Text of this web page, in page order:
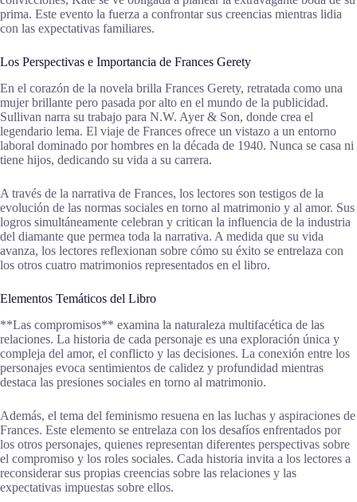
prima. Este evento la fuerza a confrontar sus creencias mientras lidia
con las expectativas familiares.
Los Perspectivas e Importancia de Frances Gerety
En el corazón de la novela brilla Frances Gerety, retratada como una
mujer brillante pero pasada por alto en el mundo de la publicidad.
Sullivan narra su trabajo para N.W. Ayer & Son, donde crea el
legendario lema. El viaje de Frances ofrece un vistazo a un entorno
laboral dominado por hombres en la década de 1940. Nunca se casa ni
tiene hijos, dedicando su vida a su carrera.
A través de la narrativa de Frances, los lectores son testigos de la
evolución de las normas sociales en torno al matrimonio y al amor. Sus
logros simultáneamente celebran y critican la influencia de la industria
del diamante que permea toda la narrativa. A medida que su vida
avanza, los lectores reflexionan sobre cómo su éxito se entrelaza con
los otros cuatro matrimonios representados en el libro.
Elementos Temáticos del Libro
**Las compromisos** examina la naturaleza multifacética de las
relaciones. La historia de cada personaje es una exploración única y
compleja del amor, el conflicto y las decisiones. La conexión entre los
personajes evoca sentimientos de calidez y profundidad mientras
destaca las presiones sociales en torno al matrimonio.
Además, el tema del feminismo resuena en las luchas y aspiraciones de
Frances. Este elemento se entrelaza con los desafíos enfrentados por
los otros personajes, quienes representan diferentes perspectivas sobre
el compromiso y los roles sociales. Cada historia invita a los lectores a
reconsiderar sus propias creencias sobre las relaciones y las
expectativas impuestas sobre ellos.